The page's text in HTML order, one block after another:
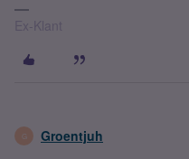
Ex-Klant
G Groentjuh